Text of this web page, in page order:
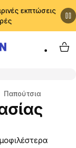
εκπτώσεις
My
Παπούτσια
κατά: